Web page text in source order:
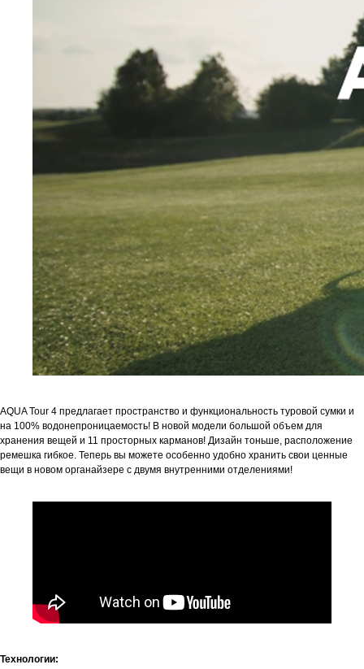
AQUA Tour 4 предлагает пространство и функциональность туровой сумки и
на 100% водонепроницаемость! В новой модели большой объем для
хранения вещей и 11 просторных карманов! Дизайн тоньше, расположение
ремешка гибкое. Теперь вы можете особенно удобно хранить свои ценные
вещи в новом органайзере с двумя внутренними отделениями!
Технологии: